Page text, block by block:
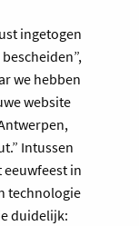
ingetogen
we hebben
website
Intussen
in
technologie
duidelijk: